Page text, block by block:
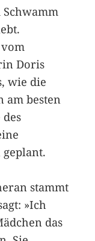
Doris
wie die
am besten
stammt
»Ich
das